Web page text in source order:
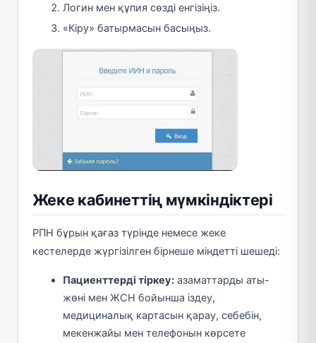
Логин мен құпия сөзді енгізіңіз.
«Кіру» батырмасын басыңыз.
Жеке кабинеттің мүмкіндіктері
РПН бұрын қағаз түрінде немесе жеке
кестелерде жүргізілген бірнеше міндетті шешеді:
Пациенттерді тіркеу: азаматтарды аты-
жөні мен ЖСН бойынша іздеу,
медициналық картасын қарау, себебін,
мекенжайы мен телефонын көрсете